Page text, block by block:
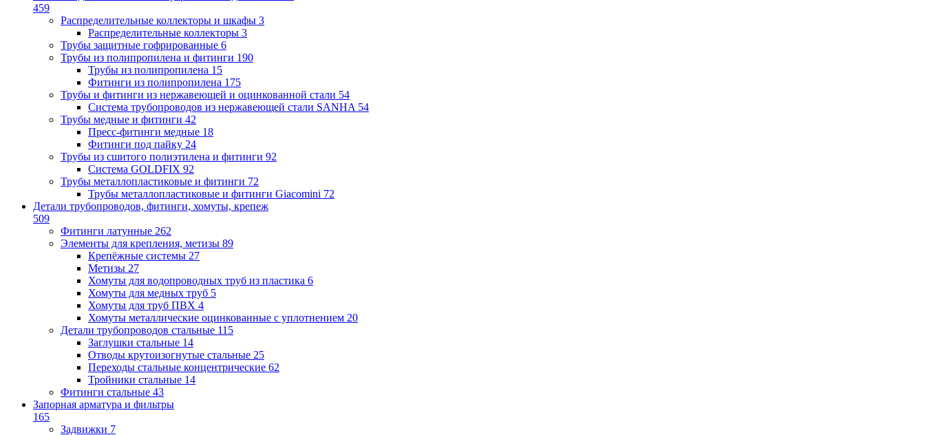
459
Распределительные коллекторы и шкафы 3
Распределительные коллекторы 3
Трубы защитные гофрированные 6
Трубы из полипропилена и фитинги 190
Трубы из полипропилена 15
Фитинги из полипропилена 175
Трубы и фитинги из нержавеющей и оцинкованной стали 54
Система трубопроводов из нержавеющей стали SANHA 54
Трубы медные и фитинги 42
Пресс-фитинги медные 18
Фитинги под пайку 24
Трубы из сшитого полиэтилена и фитинги 92
Система GOLDFIX 92
Трубы металлопластиковые и фитинги 72
Трубы металлопластиковые и фитинги Giacomini 72
Детали трубопроводов, фитинги, хомуты, крепеж
509
Фитинги латунные 262
Элементы для крепления, метизы 89
Крепёжные системы 27
Метизы 27
Хомуты для водопроводных труб из пластика 6
Хомуты для медных труб 5
Хомуты для труб ПВХ 4
Хомуты металлические оцинкованные с уплотнением 20
Детали трубопроводов стальные 115
Заглушки стальные 14
Отводы крутоизогнутые стальные 25
Переходы стальные концентрические 62
Тройники стальные 14
Фитинги стальные 43
Запорная арматура и фильтры
165
Задвижки 7